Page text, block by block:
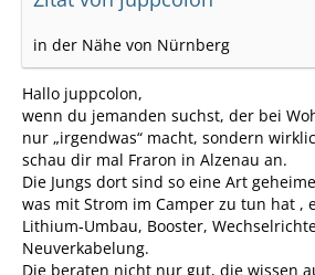
in der Nähe von Nürnberg
Hallo juppcolon,
wenn du jemanden suchst, der bei
nur „irgendwas“ macht, sondern
schau dir mal Fraron in Alzenau an.
Die Jungs dort sind so eine Art
was mit Strom im Camper zu tun hat ,
Lithium‑Umbau, Booster,
Neuverkabelung.
Die beraten nicht nur gut, die wissen